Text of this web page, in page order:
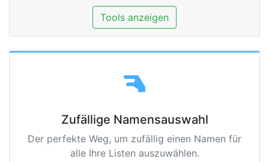
Tools anzeigen
Zufällige Namensauswahl
Der perfekte Weg, um zufällig einen Namen für
alle Ihre Listen auszuwählen.